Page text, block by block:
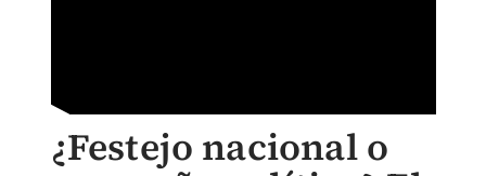
¿Festejo nacional o